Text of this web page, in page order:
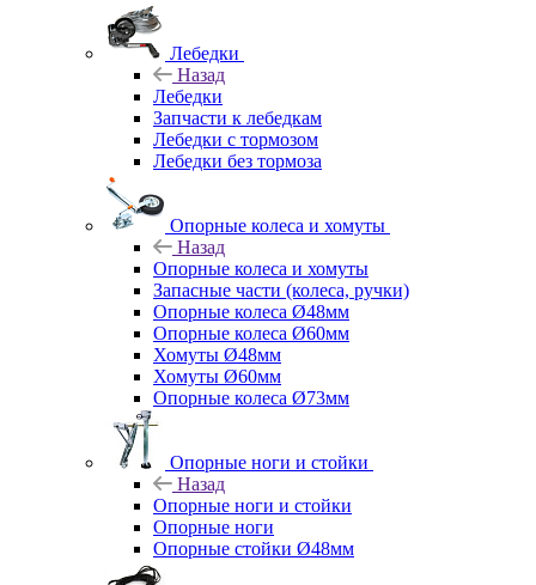
Лебедки
Назад
Лебедки
Запчасти к лебедкам
Лебедки с тормозом
Лебедки без тормоза
Опорные колеса и хомуты
Назад
Опорные колеса и хомуты
Запасные части (колеса, ручки)
Опорные колеса Ø48мм
Опорные колеса Ø60мм
Хомуты Ø48мм
Хомуты Ø60мм
Опорные колеса Ø73мм
Опорные ноги и стойки
Назад
Опорные ноги и стойки
Опорные ноги
Опорные стойки Ø48мм